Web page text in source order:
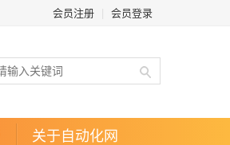
会员注册 会员登录
关于自动化网